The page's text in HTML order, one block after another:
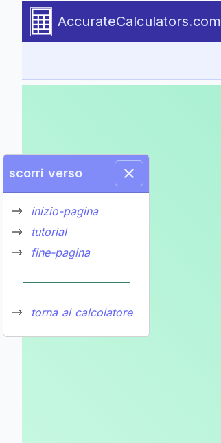
Go to tutorial content
AccurateCalculators.com
scorri verso
inizio-pagina
tutorial
fine-pagina
torna al calcolatore